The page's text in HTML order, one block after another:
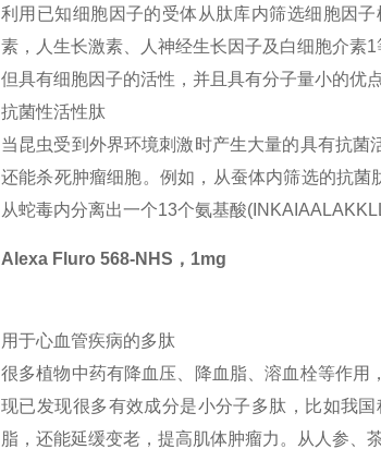
利用已知细胞因子的受体从肽库内筛选细胞因
素，人生长激素、人神经生长因子及白细胞介素
但具有细胞因子的活性，并且具有分子量小的优
抗菌性活性肽
当昆虫受到外界环境刺激时产生大量的具有抗
还能杀死肿瘤细胞。例如，从蚕体内筛选的抗
从蛇毒内分离出一个13个氨基酸
Alexa Fluro 568-NHS，1mg
用于心血管疾病的多肽
很多植物中药有降血压、降血脂、溶血栓等作用
现已发现很多有效成分是小分子多肽，比如我
脂，还能延缓变老，提高肌体肿瘤力。从人参、